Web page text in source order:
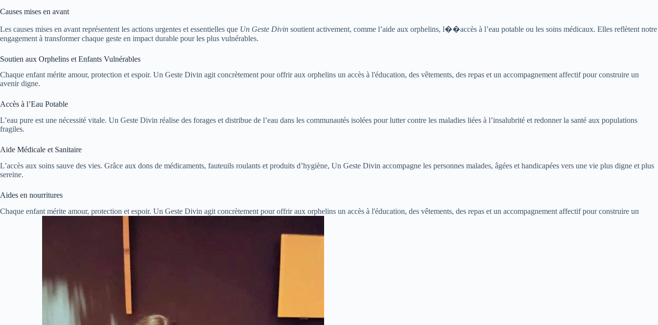
Causes mises en avant
Les causes mises en avant représentent les actions urgentes et essentielles que Un Geste Divin soutient activement, comme l’aide aux orphelins, l��accès à l’eau potable ou les soins médicaux. Elles reflètent notre
engagement à transformer chaque geste en impact durable pour les plus vulnérables.
Soutien aux Orphelins et Enfants Vulnérables
Chaque enfant mérite amour, protection et espoir. Un Geste Divin agit concrètement pour offrir aux orphelins un accès à l'éducation, des vêtements, des repas et un accompagnement affectif pour construire un
avenir digne.
Accès à l’Eau Potable
L’eau pure est une nécessité vitale. Un Geste Divin réalise des forages et distribue de l’eau dans les communautés isolées pour lutter contre les maladies liées à l’insalubrité et redonner la santé aux populations
fragiles.
Aide Médicale et Sanitaire
L’accès aux soins sauve des vies. Grâce aux dons de médicaments, fauteuils roulants et produits d’hygiène, Un Geste Divin accompagne les personnes malades, âgées et handicapées vers une vie plus digne et plus
sereine.
Aides en nourritures
Chaque enfant mérite amour, protection et espoir. Un Geste Divin agit concrètement pour offrir aux orphelins un accès à l'éducation, des vêtements, des repas et un accompagnement affectif pour construire un